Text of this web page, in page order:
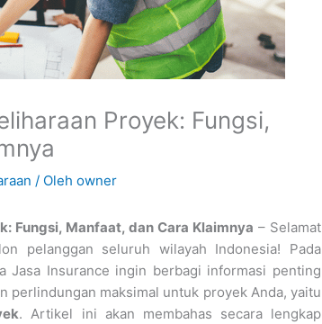
Proyek: Fungsi,
/ Olehowner
Fungsi, Manfaat, dan Cara Klaimnya – Selamat
pelanggan seluruh wilayah Indonesia! Pada
Jasa Insurance ingin berbagi informasi penting
perlindungan maksimal untuk proyek Anda, yaitu
. Artikel ini akan membahas secara lengkap